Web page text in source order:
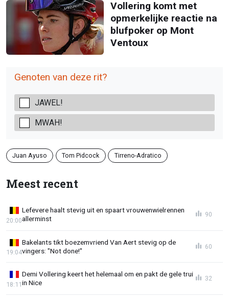
Vollering komt met
opmerkelijke reactie na
blufpoker op Mont
Ventoux
Genoten van deze rit?
JAWEL!
MWAH!
Juan Ayuso Tom Pidcock Tirreno-Adratico
Meest recent
Lefevere haalt stevig uit en spaart vrouwenwielrennen
allerminst
20:00
90
Bakelants tikt boezemvriend Van Aert stevig op de
vingers: "Not done!"
19:04
60
Demi Vollering keert het helemaal om en pakt de gele trui
in Nice
18:11
32